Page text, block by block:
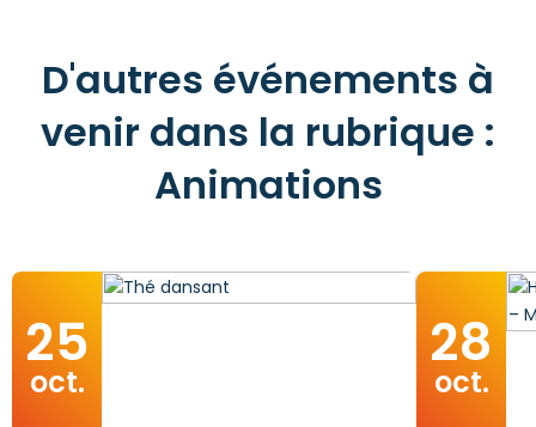
D'autres événements à
venir dans la rubrique :
Animations
25
oct.
28
oct.